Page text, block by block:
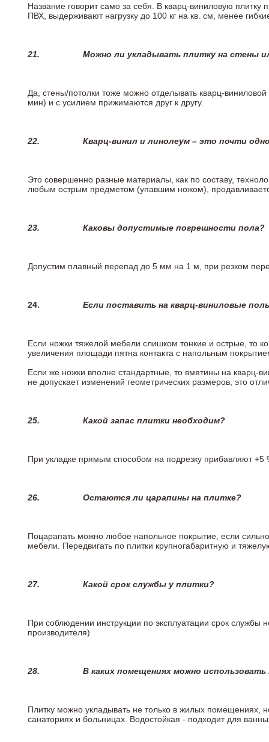
Название говорит само за себя. В кварц-виниловую
ПВХ, выдерживают нагрузку до 100 кг на кв. см, менее
21. Можно ли укладывать плитку на стены
Да, стены/потолки тоже можно отделывать кварц-
мин) и с усилием прижимаются друг к другу.
22. Кварц-винил и линолеум – это почти
Это совершенно разные материалы, как по составу,
любым острым предметом (упавшим ножом),
23. Каковы допустимые погрешности пола?
Допустим плавный перепад до 5 мм на 1 м, при резком
24. Если поставить на кварц-виниловые
Если ножки тяжелой мебели слишком тонкие и острые, то
увеличения площади пятна контакта с напольным
Если же ножки вполне стандартные, то вмятины на кварц-
не допускает изменений геометрических размеров, это
25. Какой запас плитки необходим?
При укладке прямым способом на подрезку прибавляют +5
26. Остаются ли царапины на плитке?
Поцарапать можно любое напольное покрытие, если
мебели. Передвигать по плитки крупногабаритную и
27. Какой срок службы у плитки?
При соблюдении инструкции по эксплуатации срок
производителя)
28. В каких помещениях можно
Плитку можно укладывать не только в жилых помещениях,
санаториях и больницах. Водостойкая - подходит для